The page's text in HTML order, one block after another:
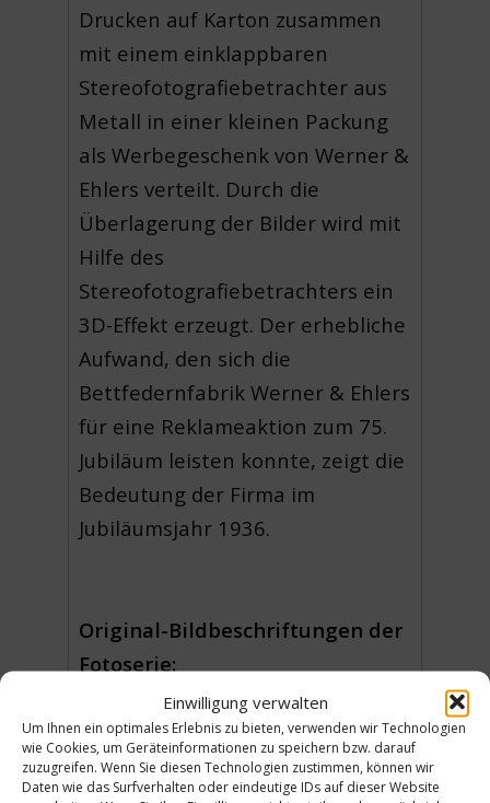
Einwilligung verwalten
Um Ihnen ein optimales Erlebnis zu bieten, verwenden wir Technologien
wie Cookies, um Geräteinformationen zu speichern bzw. darauf
zuzugreifen. Wenn Sie diesen Technologien zustimmen, können wir
Daten wie das Surfverhalten oder eindeutige IDs auf dieser Website
Drucken auf Karton zusammen
mit einem einklappbaren
Stereofotografiebetrachter aus
Metall in einer kleinen Packung
als Werbegeschenk von Werner &
Ehlers verteilt. Durch die
Überlagerung der Bilder wird mit
Hilfe des
Stereofotografiebetrachters ein
3D-Effekt erzeugt. Der erhebliche
Aufwand, den sich die
Bettfedernfabrik Werner & Ehlers
für eine Reklameaktion zum 75.
Jubiläum leisten konnte, zeigt die
Bedeutung der Firma im
Jubiläumsjahr 1936.
Original-Bildbeschriftungen der
Fotoserie:
1 – Gänsefedern / 2 –
Entenfedern / 3 – Hühnerfedern/
4 – Prüfung verarbeiteter